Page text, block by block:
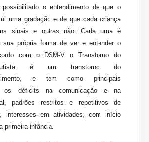
possibilitado o entendimento de que o
uma gradação e de que cada criança
sinais e outras não. Cada uma é
sua própria forma de ver e entender o
com o DSM-V o Transtorno do
é um transtorno do
e tem como principais
os déficits na comunicação e na
padrões restritos e repetitivos de
interesses em atividades, com início
primeira infância.